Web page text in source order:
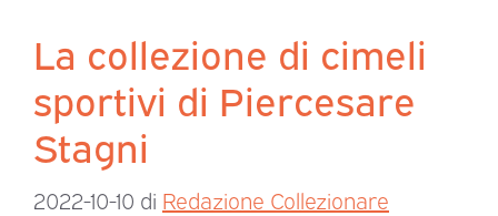
La collezione di cimeli
sportivi di Piercesare
Stagni
2022-10-10 di Redazione Collezionare